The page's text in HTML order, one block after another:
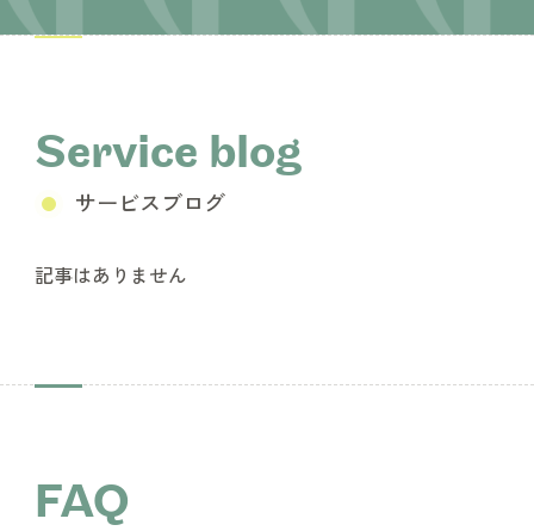
Service blog
サービスブログ
記事はありません
FAQ